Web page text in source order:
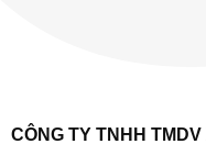
CÔNG TY TNHH